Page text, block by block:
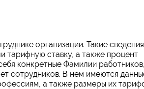
организации. Такие сведения
тарифную ставку, а также процент
конкретные Фамилии работников,
сотрудников. В нем имеются
а также размеры их